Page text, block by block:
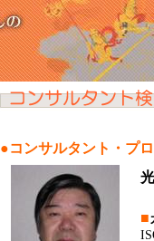
●コンサルタント・プ
■